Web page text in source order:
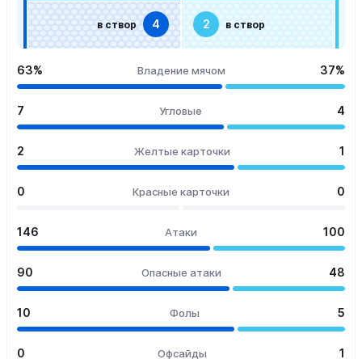
в створ 4 2 в створ
63% Владение мячом 37%
7 Угловые 4
2 Желтые карточки 1
0 Красные карточки 0
146 Атаки 100
90 Опасные атаки 48
10 Фолы 5
0 Офсайды 1